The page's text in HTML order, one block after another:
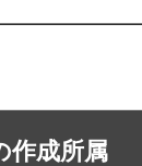
作成所属